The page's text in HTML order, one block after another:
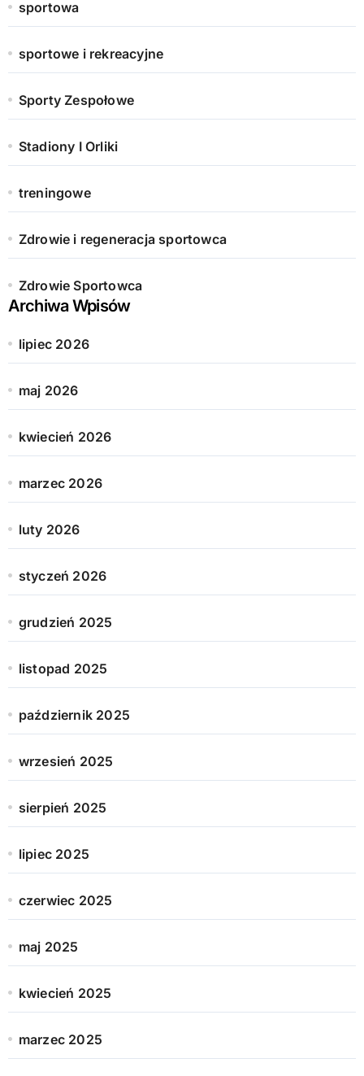
sportowa
sportowe i rekreacyjne
Sporty Zespołowe
Stadiony I Orliki
treningowe
Zdrowie i regeneracja sportowca
Zdrowie Sportowca
Archiwa Wpisów
lipiec 2026
maj 2026
kwiecień 2026
marzec 2026
luty 2026
styczeń 2026
grudzień 2025
listopad 2025
październik 2025
wrzesień 2025
sierpień 2025
lipiec 2025
czerwiec 2025
maj 2025
kwiecień 2025
marzec 2025